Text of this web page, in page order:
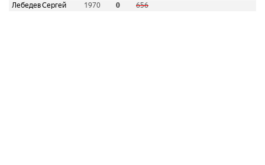
Лебедев Сергей
1970 0 656